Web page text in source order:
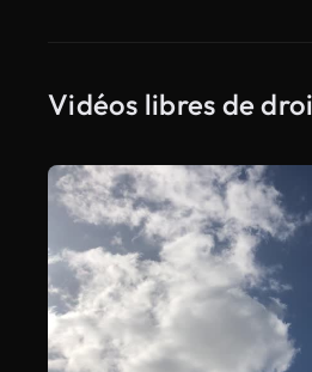
Vidéos libres de